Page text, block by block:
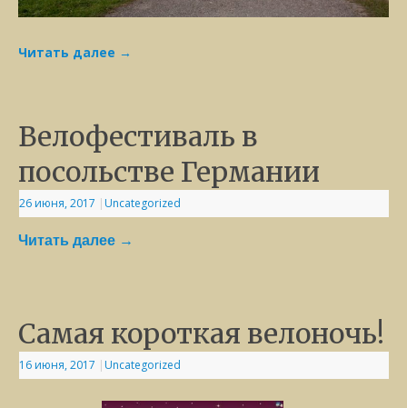
Читать далее →
Велофестиваль в
посольстве Германии
26 июня, 2017 | Uncategorized
Читать далее →
Самая короткая велоночь!
16 июня, 2017 | Uncategorized